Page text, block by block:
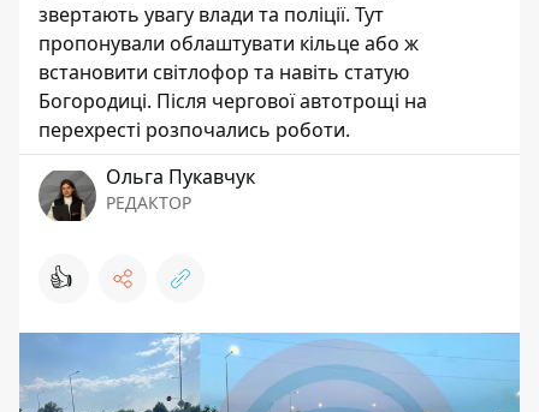
звертають увагу влади та поліції. Тут
пропонували облаштувати кільце або ж
встановити світлофор та навіть статую
Богородиці. Після чергової автотрощі на
перехресті розпочались роботи.
Ольга Пукавчук
РЕДАКТОР
👍